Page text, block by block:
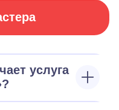
услуга